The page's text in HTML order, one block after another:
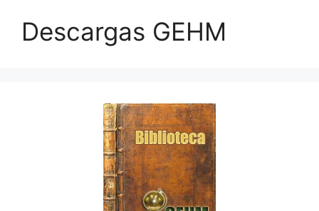
Descargas GEHM